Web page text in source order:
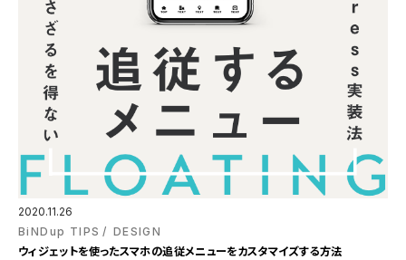
2020.11.26
BiNDup TIPS
DESIGN
ウィジェットを使ったスマホの追従メニューをカスタマイズする方法